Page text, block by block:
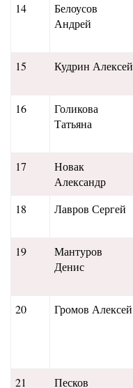
14
Белоусов
Андрей
15 Кудрин Алексей
16
Голикова
Татьяна
17
Новак
Александр
18 Лавров Сергей
19
Мантуров
Денис
20 Громов Алексей
21 Песков